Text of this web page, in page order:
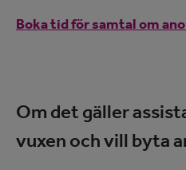
Boka tid för samtal om
Om det gäller
vuxen och vill byta